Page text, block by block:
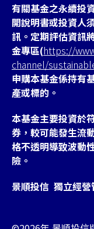
有關基金之永續投
開說明書或投資人
訊。定期評估資訊
金專區(https://
channel/
申購本基金係持有
產或標的。
本基金主要投資於
券，較可能發生流
格不透明導致波動
險。
景順投信 獨立經營